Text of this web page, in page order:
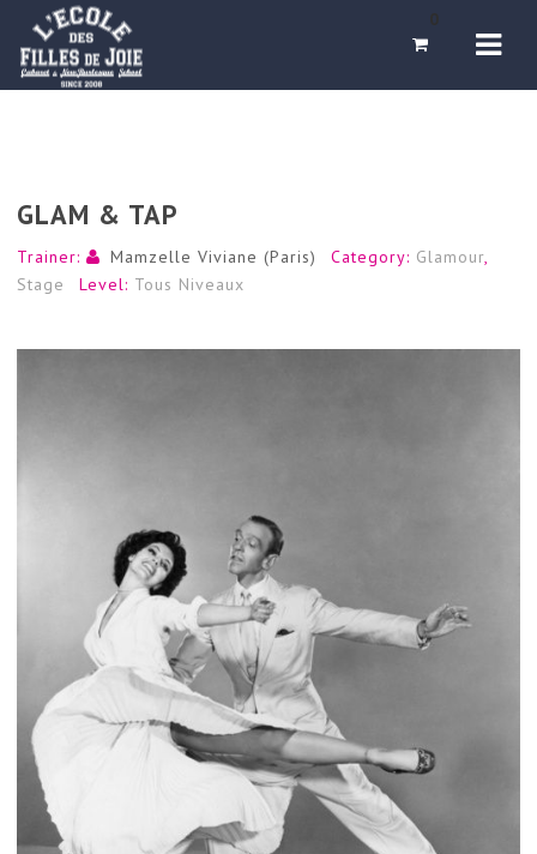
0
GLAM & TAP
Trainer: Mamzelle Viviane (Paris) Category: Glamour,
Stage
Level: Tous Niveaux